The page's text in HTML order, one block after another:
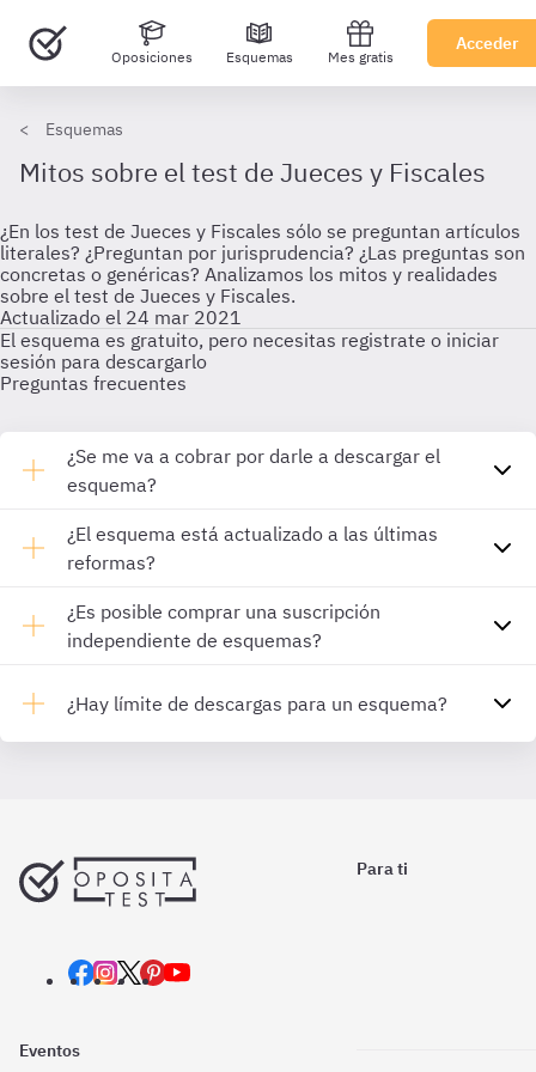
Oposiciones Esquemas Mes gratis
Acceder
Esquemas
Mitos sobre el test de Jueces y Fiscales
¿En los test de Jueces y Fiscales sólo se preguntan artículos
literales? ¿Preguntan por jurisprudencia? ¿Las preguntas son
concretas o genéricas? Analizamos los mitos y realidades
sobre el test de Jueces y Fiscales.
Actualizado el 24 mar 2021
El esquema es gratuito, pero necesitas registrate o iniciar
sesión para descargarlo
Preguntas frecuentes
¿Se me va a cobrar por darle a descargar el
esquema?
¿El esquema está actualizado a las últimas
reformas?
¿Es posible comprar una suscripción
independiente de esquemas?
¿Hay límite de descargas para un esquema?
Para ti
Eventos